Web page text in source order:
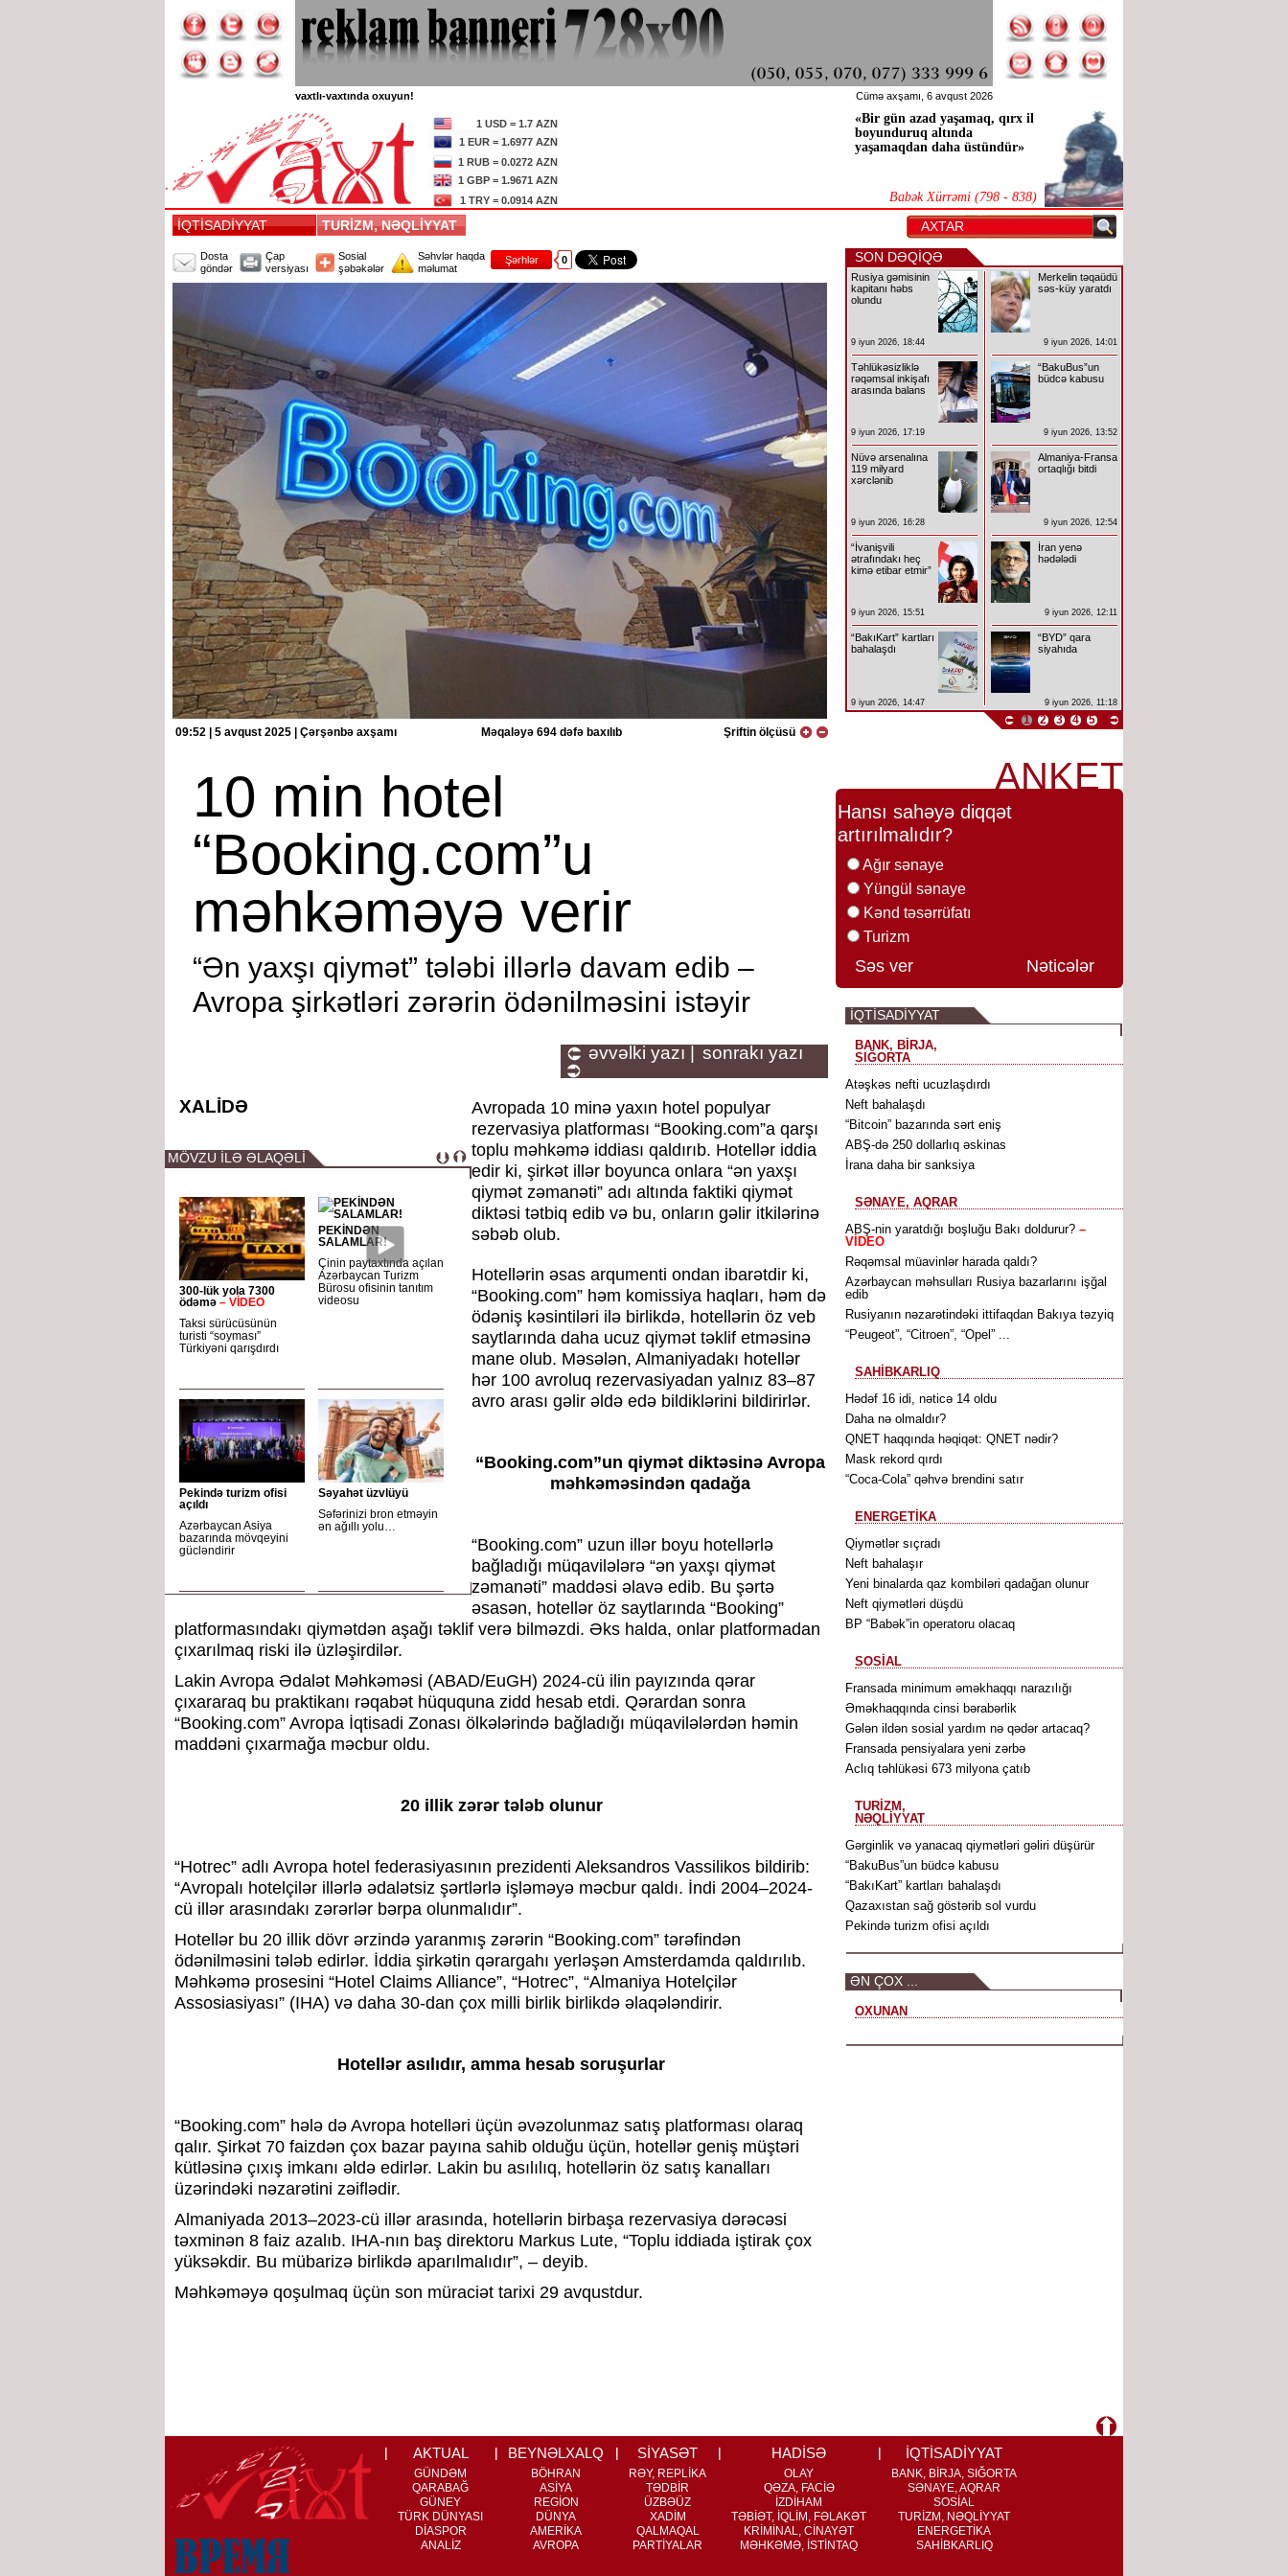
vaxtlı-vaxtında oxuyun! Cümə axşamı, 6 avqust 2026
1 USD = 1.7 AZN
1 EUR = 1.6977 AZN
1 RUB = 0.0272 AZN
1 GBP = 1.9671 AZN
1 TRY = 0.0914 AZN
«Bir gün azad yaşamaq, qırx il
boyunduruq altında
yaşamaqdan daha üstündür»
Babək Xürrəmi (798 - 838)
İQTİSADİYYAT TURİZM, NƏQLİYYAT
Dosta
göndər
Çap
versiyası
Sosial
şəbəkələr
Səhvlər haqda
məlumat
Şərhlər 0
09:52 | 5 avqust 2025 | Çərşənbə axşamı Məqaləyə 694 dəfə baxılıb Şriftin ölçüsü
10 min hotel
“Booking.com”u
məhkəməyə verir
“Ən yaxşı qiymət” tələbi illərlə davam edib –
Avropa şirkətləri zərərin ödənilməsini istəyir
əvvəlki yazı | sonrakı yazı
XALİDƏ
MÖVZU İLƏ ƏLAQƏLİ
300-lük yola 7300
ödəmə – VİDEO
Taksi sürücüsünün
turisti “soyması”
Türkiyəni qarışdırdı
PEKİNDƏN
SALAMLAR!
Çinin paytaxtında açılan
Azərbaycan Turizm
Bürosu ofisinin tanıtım
videosu
Pekində turizm ofisi
açıldı
Azərbaycan Asiya
bazarında mövqeyini
gücləndirir
Səyahət üzvlüyü
Səfərinizi bron etməyin
ən ağıllı yolu…
Avropada 10 minə yaxın hotel populyar
rezervasiya platforması “Booking.com”a qarşı
toplu məhkəmə iddiası qaldırıb. Hotellər iddia
edir ki, şirkət illər boyunca onlara “ən yaxşı
qiymət zəmanəti” adı altında faktiki qiymət
diktəsi tətbiq edib və bu, onların gəlir itkilərinə
səbəb olub.
Hotellərin əsas arqumenti ondan ibarətdir ki,
“Booking.com” həm komissiya haqları, həm də
ödəniş kəsintiləri ilə birlikdə, hotellərin öz veb
saytlarında daha ucuz qiymət təklif etməsinə
mane olub. Məsələn, Almaniyadakı hotellər
hər 100 avroluq rezervasiyadan yalnız 83–87
avro arası gəlir əldə edə bildiklərini bildirirlər.
“Booking.com”un qiymət diktəsinə Avropa
məhkəməsindən qadağa
“Booking.com” uzun illər boyu hotellərlə
bağladığı müqavilələrə “ən yaxşı qiymət
zəmanəti” maddəsi əlavə edib. Bu şərtə
əsasən, hotellər öz saytlarında “Booking”
platformasındakı qiymətdən aşağı təklif verə bilməzdi. Əks halda, onlar platformadan
çıxarılmaq riski ilə üzləşirdilər.
Lakin Avropa Ədalət Məhkəməsi (ABAD/EuGH) 2024-cü ilin payızında qərar
çıxararaq bu praktikanı rəqabət hüququna zidd hesab etdi. Qərardan sonra
“Booking.com” Avropa İqtisadi Zonası ölkələrində bağladığı müqavilələrdən həmin
maddəni çıxarmağa məcbur oldu.
20 illik zərər tələb olunur
“Hotrec” adlı Avropa hotel federasiyasının prezidenti Aleksandros Vassilikos bildirib:
“Avropalı hotelçilər illərlə ədalətsiz şərtlərlə işləməyə məcbur qaldı. İndi 2004–2024-
cü illər arasındakı zərərlər bərpa olunmalıdır”.
Hotellər bu 20 illik dövr ərzində yaranmış zərərin “Booking.com” tərəfindən
ödənilməsini tələb edirlər. İddia şirkətin qərargahı yerləşən Amsterdamda qaldırılıb.
Məhkəmə prosesini “Hotel Claims Alliance”, “Hotrec”, “Almaniya Hotelçilər
Assosiasiyası” (IHA) və daha 30-dan çox milli birlik birlikdə əlaqələndirir.
Hotellər asılıdır, amma hesab soruşurlar
“Booking.com” hələ də Avropa hotelləri üçün əvəzolunmaz satış platforması olaraq
qalır. Şirkət 70 faizdən çox bazar payına sahib olduğu üçün, hotellər geniş müştəri
kütləsinə çıxış imkanı əldə edirlər. Lakin bu asılılıq, hotellərin öz satış kanalları
üzərindəki nəzarətini zəiflədir.
Almaniyada 2013–2023-cü illər arasında, hotellərin birbaşa rezervasiya dərəcəsi
təxminən 8 faiz azalıb. IHA-nın baş direktoru Markus Lute, “Toplu iddiada iştirak çox
yüksəkdir. Bu mübarizə birlikdə aparılmalıdır”, – deyib.
Məhkəməyə qoşulmaq üçün son müraciət tarixi 29 avqustdur.
SON DƏQİQƏ
Rusiya gəmisinin
kapitanı həbs
olundu
9 iyun 2026, 18:44
Təhlükəsizliklə
rəqəmsal inkişafı
arasında balans
9 iyun 2026, 17:19
Nüvə arsenalına
119 milyard
xərclənib
9 iyun 2026, 16:28
“İvanişvili
ətrafındakı heç
kimə etibar etmir”
9 iyun 2026, 15:51
“BakıKart” kartları
bahalaşdı
9 iyun 2026, 14:47
Merkelin təqaüdü
səs-küy yaratdı
9 iyun 2026, 14:01
“BakuBus”un
büdcə kabusu
9 iyun 2026, 13:52
Almaniya-Fransa
ortaqlığı bitdi
9 iyun 2026, 12:54
İran yenə
hədələdi
9 iyun 2026, 12:11
“BYD” qara
siyahıda
9 iyun 2026, 11:18
1 2 3 4 5
ANKET
Hansı sahəyə diqqət
artırılmalıdır?
Ağır sənaye
Yüngül sənaye
Kənd təsərrüfatı
Turizm
Səs ver Nəticələr
İQTİSADİYYAT
BANK, BİRJA,
SIĞORTA
Atəşkəs nefti ucuzlaşdırdı
Neft bahalaşdı
“Bitcoin” bazarında sərt eniş
ABŞ-də 250 dollarlıq əskinas
İrana daha bir sanksiya
SƏNAYE, AQRAR
ABŞ-nin yaratdığı boşluğu Bakı doldurur? –
VİDEO
Rəqəmsal müavinlər harada qaldı?
Azərbaycan məhsulları Rusiya bazarlarını işğal
edib
Rusiyanın nəzarətindəki ittifaqdan Bakıya təzyiq
“Peugeot”, “Citroen”, “Opel” ...
SAHİBKARLIQ
Hədəf 16 idi, nəticə 14 oldu
Daha nə olmaldır?
QNET haqqında həqiqət: QNET nədir?
Mask rekord qırdı
“Coca-Cola” qəhvə brendini satır
ENERGETİKA
Qiymətlər sıçradı
Neft bahalaşır
Yeni binalarda qaz kombiləri qadağan olunur
Neft qiymətləri düşdü
BP “Babək”in operatoru olacaq
SOSİAL
Fransada minimum əməkhaqqı narazılığı
Əməkhaqqında cinsi bərabərlik
Gələn ildən sosial yardım nə qədər artacaq?
Fransada pensiyalara yeni zərbə
Aclıq təhlükəsi 673 milyona çatıb
TURİZM,
NƏQLİYYAT
Gərginlik və yanacaq qiymətləri gəliri düşürür
“BakuBus”un büdcə kabusu
“BakıKart” kartları bahalaşdı
Qazaxıstan sağ göstərib sol vurdu
Pekində turizm ofisi açıldı
ƏN ÇOX ...
OXUNAN
AKTUAL
GÜNDƏM
QARABAĞ
GÜNEY
TÜRK DÜNYASI
DİASPOR
ANALİZ
BEYNƏLXALQ
BÖHRAN
ASİYA
REGİON
DÜNYA
AMERİKA
AVROPA
SİYASƏT
RƏY, REPLİKA
TƏDBİR
ÜZBƏÜZ
XADİM
QALMAQAL
PARTİYALAR
HADİSƏ
OLAY
QƏZA, FACİƏ
İZDİHAM
TƏBİƏT, İQLİM, FƏLAKƏT
KRİMİNAL, CİNAYƏT
MƏHKƏMƏ, İSTİNTAQ
İQTİSADİYYAT
BANK, BİRJA, SIĞORTA
SƏNAYE, AQRAR
SOSİAL
TURİZM, NƏQLİYYAT
ENERGETİKA
SAHİBKARLIQ